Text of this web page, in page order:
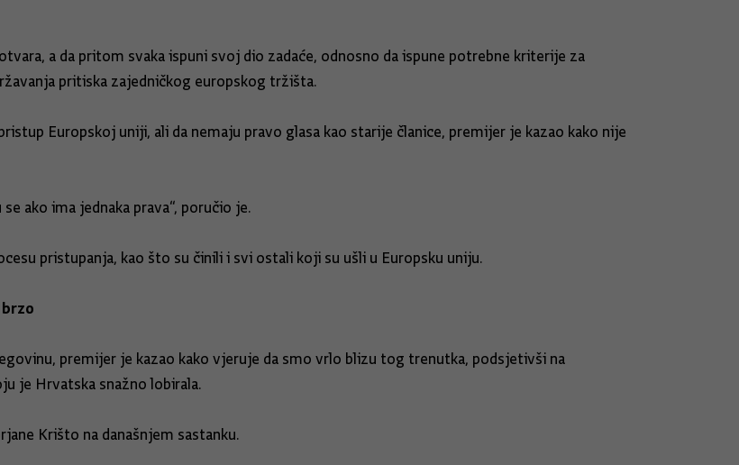
a da pritom svaka ispuni svoj dio zadaće, odnosno da ispune potrebne kriterije za
pritiska zajedničkog europskog tržišta.
Europskoj uniji, ali da nemaju pravo glasa kao starije članice, premijer je kazao kako nije
ako ima jednaka prava“, poručio je.
pristupanja, kao što su činili i svi ostali koji su ušli u Europsku uniju.
premijer je kazao kako vjeruje da smo vrlo blizu tog trenutka, podsjetivši na
je Hrvatska snažno lobirala.
Krišto na današnjem sastanku.